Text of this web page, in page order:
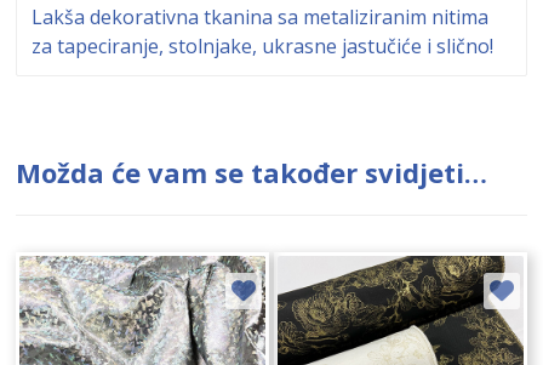
Lakša dekorativna tkanina sa metaliziranim nitima
za tapeciranje, stolnjake, ukrasne jastučiće i slično!
Možda će vam se također svidjeti…